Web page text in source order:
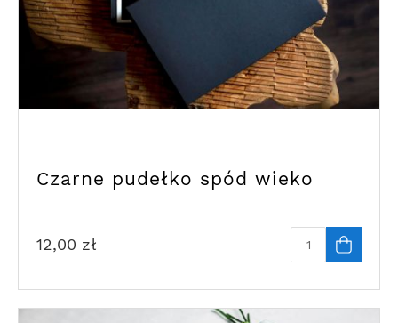
Czarne pudełko spód wieko
12,00 zł